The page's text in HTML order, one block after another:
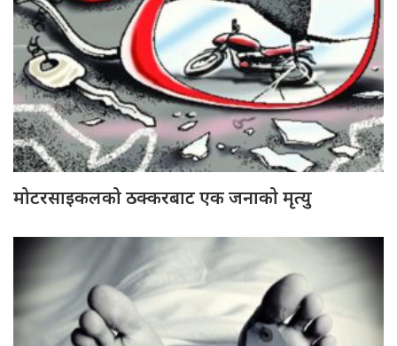
मोटरसाइकलको ठक्करबाट एक जनाको मृत्यु